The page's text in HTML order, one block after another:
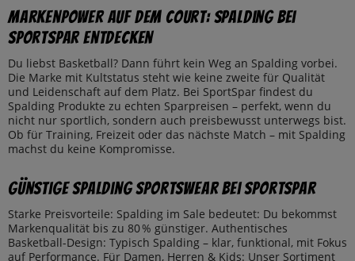
Markenpower auf dem Court: Spalding bei
SportSpar entdecken
Du liebst Basketball? Dann führt kein Weg an Spalding vorbei.
Die Marke mit Kultstatus steht wie keine zweite für Qualität
und Leidenschaft auf dem Platz. Bei SportSpar findest du
Spalding Produkte zu echten Sparpreisen – perfekt, wenn du
nicht nur sportlich, sondern auch preisbewusst unterwegs bist.
Ob für Training, Freizeit oder das nächste Match – mit Spalding
machst du keine Kompromisse.
Günstige Spalding Sportswear bei SportSpar
Starke Preisvorteile: Spalding im Sale bedeutet: Du bekommst
Markenqualität bis zu 80 % günstiger. Authentisches
Basketball-Design: Typisch Spalding – klar, funktional, mit Fokus
auf Performance. Für Damen, Herren & Kids: Unser Sortiment